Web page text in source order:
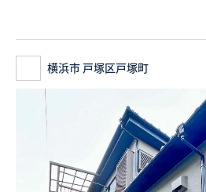
横浜市 戸塚区戸塚町